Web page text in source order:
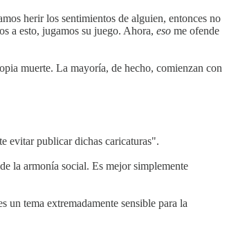
herir los sentimientos de alguien, entonces no
a esto, jugamos su juego. Ahora, eso me ofende
muerte. La mayoría, de hecho, comienzan con
evitar publicar dichas caricaturas".
la armonía social. Es mejor simplemente
tema extremadamente sensible para la